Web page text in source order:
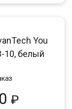
You
10, белый
₽